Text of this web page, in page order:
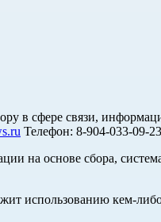
в сфере связи,
Телефон: 8-904-033-09-
на основе сбора,
использованию кем-